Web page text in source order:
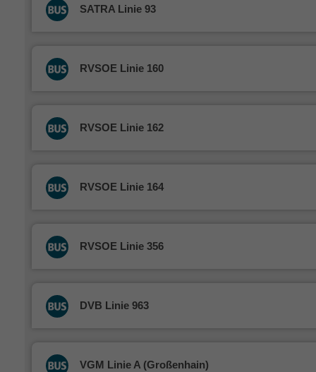
SATRA Linie 93
RVSOE Linie 160
RVSOE Linie 162
RVSOE Linie 164
RVSOE Linie 356
DVB Linie 963
VGM Linie A (Großenhain)